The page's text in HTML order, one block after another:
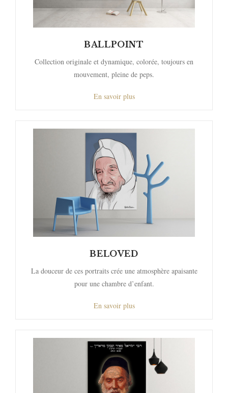
BALLPOINT
Collection originale et dynamique, colorée, toujours en
mouvement, pleine de peps.
En savoir plus
BELOVED
La douceur de ces portraits crée une atmosphère apaisante
pour une chambre d’enfant.
En savoir plus